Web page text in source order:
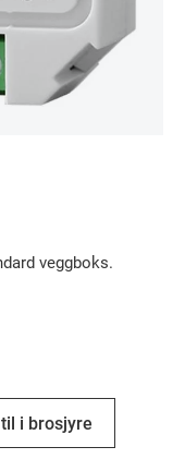
veggboks.
i brosjyre